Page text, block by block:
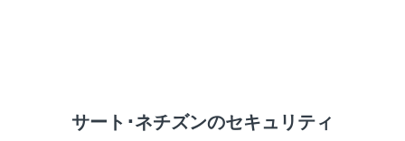
サート･ネチズンのセキュリティ